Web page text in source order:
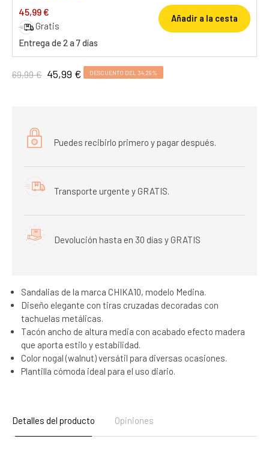
45,99 €
Gratis
Entrega de 2 a 7 días
Añadir a la cesta
69,99 € 45,99 € DESCUENTO DEL 34,29%
Puedes recibirlo primero y pagar después.
Transporte urgente y GRATIS.
Devolución hasta en 30 días y GRATIS
Sandalias de la marca CHIKA10, modelo Medina.
Diseño elegante con tiras cruzadas decoradas con
tachuelas metálicas.
Tacón ancho de altura media con acabado efecto madera
que aporta estilo y estabilidad.
Color nogal (walnut) versátil para diversas ocasiones.
Plantilla cómoda ideal para el uso diario.
Detalles del producto Opiniones